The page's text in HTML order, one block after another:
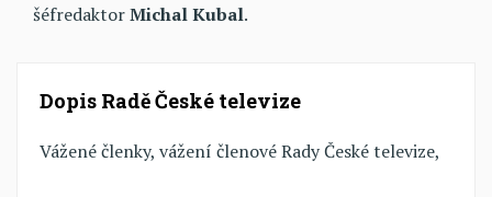
šéfredaktorMichal Kubal.
Dopis Radě České televize
Vážené členky, vážení členové Rady České televize,